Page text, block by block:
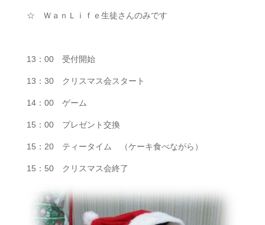
☆ ＷａｎＬｉｆｅ生徒さんのみです
13：00 受付開始
13：30 クリスマス会スタート
14：00 ゲーム
15：00 プレゼント交換
15：20 ティータイム （ケーキ食べながら）
15：50 クリスマス会終了